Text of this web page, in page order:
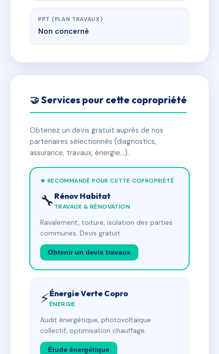
PPT (PLAN TRAVAUX)
Non concerné
🤝 Services pour cette copropriété
Obtenez un devis gratuit auprès de nos
partenaires sélectionnés (diagnostics,
assurance, travaux, énergie…).
★ RECOMMANDÉ POUR CETTE COPROPRIÉTÉ
🔧 Rénov Habitat
TRAVAUX & RÉNOVATION
Ravalement, toiture, isolation des parties
communes. Devis gratuit.
Obtenir un devis travaux
⚡Énergie Verte Copro
ÉNERGIE
Audit énergétique, photovoltaïque
collectif, optimisation chauffage.
Étude énergétique